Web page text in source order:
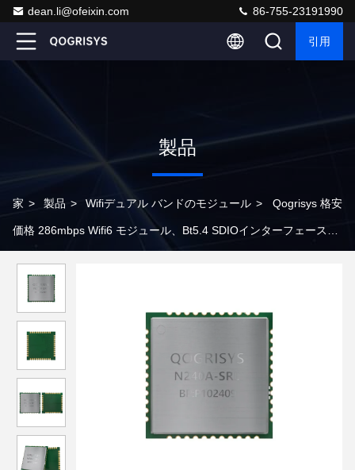
dean.li@ofeixin.com 86-755-23191990
引用
製品
家 > 製品 > Wifiデュアル バンドのモジュール > Qogrisys 格安
価格 286mbps Wifi6 モジュール、Bt5.4 SDIOインターフェース付